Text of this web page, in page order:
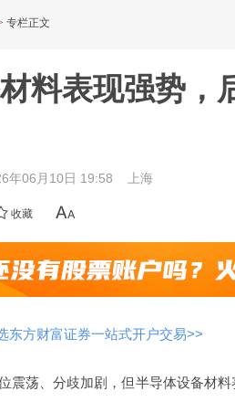
专栏正文
料表现强势，
年06月10日 19:58 上海
收藏
东方财富证券一站式开户交易>>
震荡、分歧加剧，但半导体设备材